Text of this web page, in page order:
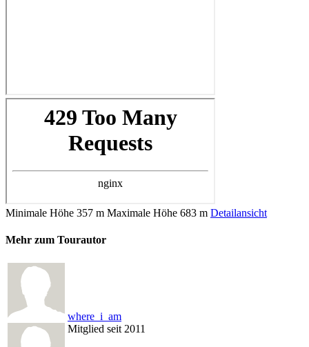
Minimale Höhe 357 m Maximale Höhe 683 m Detailansicht
Mehr zum Tourautor
where_i_am
Mitglied seit 2011